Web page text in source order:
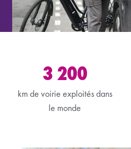
3 200
km de voirie exploités dans
le monde